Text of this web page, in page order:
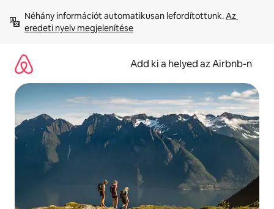
tartalomra
Néhány információt automatikusan lefordítottunk. Az
eredeti nyelv megjelenítése
Add ki a helyed az Airbnb-n